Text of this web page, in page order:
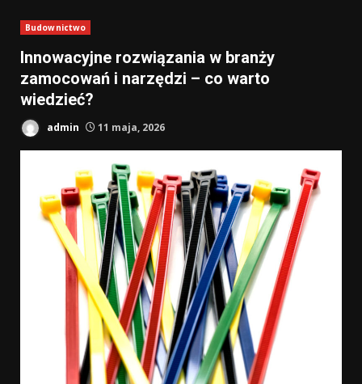
Budownictwo
Innowacyjne rozwiązania w branży
zamocowań i narzędzi – co warto
wiedzieć?
admin 11 maja, 2026